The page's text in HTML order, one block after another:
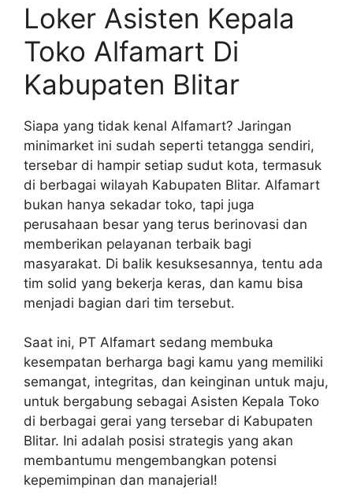
Loker Asisten Kepala
Toko Alfamart Di
Kabupaten Blitar
Siapa yang tidak kenal Alfamart? Jaringan
minimarket ini sudah seperti tetangga sendiri,
tersebar di hampir setiap sudut kota, termasuk
di berbagai wilayah Kabupaten Blitar. Alfamart
bukan hanya sekadar toko, tapi juga
perusahaan besar yang terus berinovasi dan
memberikan pelayanan terbaik bagi
masyarakat. Di balik kesuksesannya, tentu ada
tim solid yang bekerja keras, dan kamu bisa
menjadi bagian dari tim tersebut.
Saat ini, PT Alfamart sedang membuka
kesempatan berharga bagi kamu yang memiliki
semangat, integritas, dan keinginan untuk maju,
untuk bergabung sebagai Asisten Kepala Toko
di berbagai gerai yang tersebar di Kabupaten
Blitar. Ini adalah posisi strategis yang akan
membantumu mengembangkan potensi
kepemimpinan dan manajerial!